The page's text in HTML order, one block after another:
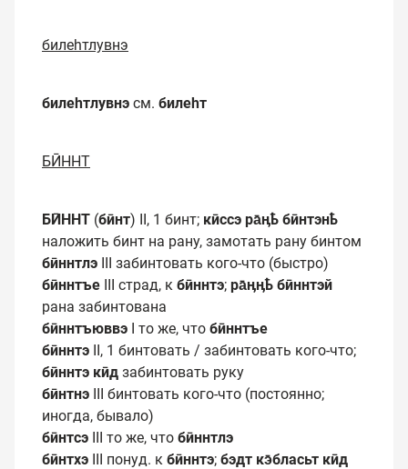
билеһтлувнэ
билеһтлувнэ см. билеһт
БӢННТ
БӢННТ (бӣнт) II, 1 бинт; кӣссэ ра̄ӊҍ бӣнтэнҍ
наложить бинт на рану, замотать рану бинтом
бӣннтлэ III забинтовать кого-что (быстро)
бӣннтъе III страд, к бӣннтэ; ра̄ӊӊҍ бӣннтэй
рана забинтована
бӣннтъюввэ I то же, что бӣннтъе
бӣннтэ II, 1 бинтовать / забинтовать кого-что;
бӣннтэ кӣд забинтовать руку
бӣнтнэ III бинтовать кого-что (постоянно;
иногда, бывало)
бӣнтсэ III то же, что бӣннтлэ
бӣнтхэ III понуд. к бӣннтэ; бэдт кэ̄бласьт кӣд